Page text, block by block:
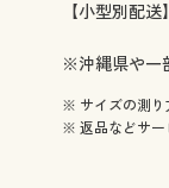
【小型別配送
※沖縄県や一
※ サイズの測り
※ 返品などサー